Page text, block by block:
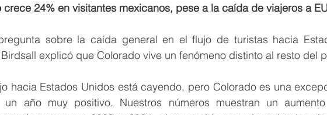
crece 24% en visitantes mexicanos, pese a la caída de viajeros a
sobre la caída general en el flujo de turistas hacia
explicó que Colorado vive un fenómeno distinto al resto del
hacia Estados Unidos está cayendo, pero Colorado es una
un año muy positivo. Nuestros números muestran un